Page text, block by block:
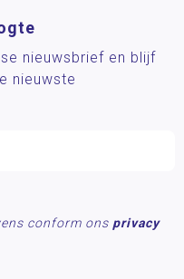
nieuwsbrief en blijf
nieuwste
conform ons privacy